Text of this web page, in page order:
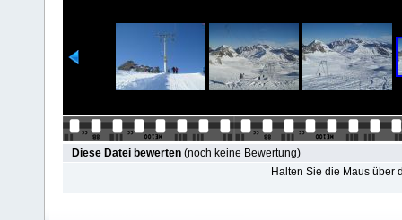
Diese Datei bewerten (noch keine Bewertung)
Halten Sie die Maus über